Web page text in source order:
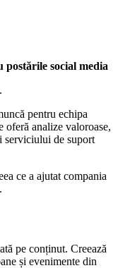
postările social media
pentru echipa
oferă analize valoroase,
de suport
ce a ajutat compania
pe conținut. Creează
și evenimente din